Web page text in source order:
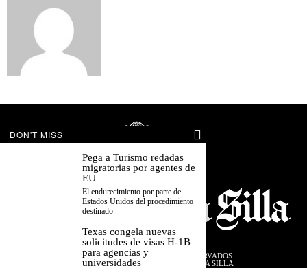
2026TODOS LOS DERECHOS RESERVADOS.
DISEÑADO POR EL EQUIPO DESDE LA SILLA
DON'T MISS
Pega a Turismo redadas
migratorias por agentes de
EU
El endurecimiento por parte de
Estados Unidos del procedimiento
destinado
Texas congela nuevas
solicitudes de visas H-1B
para agencias y
universidades